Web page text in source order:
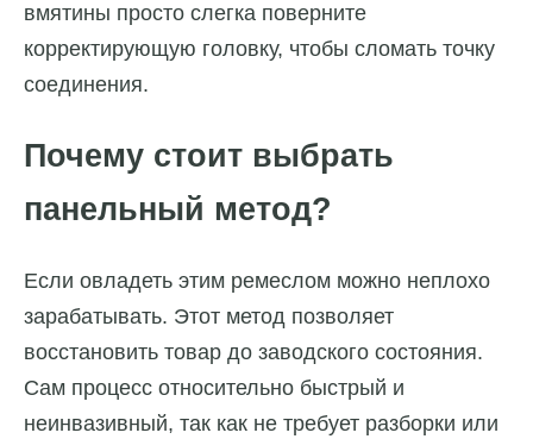
вмятины просто слегка поверните
корректирующую головку, чтобы сломать точку
соединения.
Почему стоит выбрать
панельный метод?
Если овладеть этим ремеслом можно неплохо
зарабатывать. Этот метод позволяет
восстановить товар до заводского состояния.
Сам процесс относительно быстрый и
неинвазивный, так как не требует разборки или